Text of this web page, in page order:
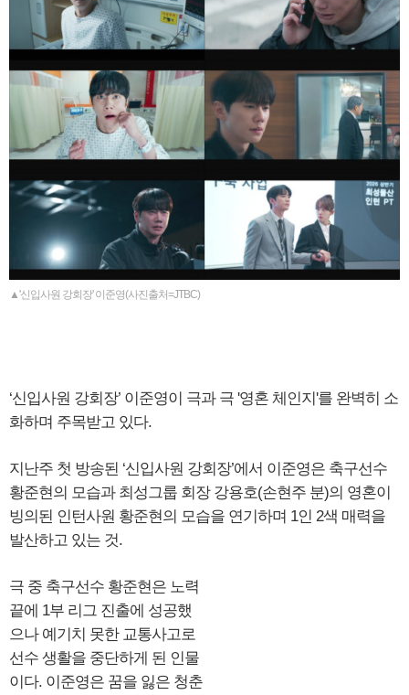
▲'신입사원 강회장' 이준영(사진출처=JTBC)
‘신입사원 강회장’ 이준영이 극과 극 '영혼 체인지'를 완벽히 소
화하며 주목받고 있다.
지난주 첫 방송된 ‘신입사원 강회장’에서 이준영은 축구선수
황준현의 모습과 최성그룹 회장 강용호(손현주 분)의 영혼이
빙의된 인턴사원 황준현의 모습을 연기하며 1인 2색 매력을
발산하고 있는 것.
극 중 축구선수 황준현은 노력
끝에 1부 리그 진출에 성공했
으나 예기치 못한 교통사고로
선수 생활을 중단하게 된 인물
이다. 이준영은 꿈을 잃은 청춘